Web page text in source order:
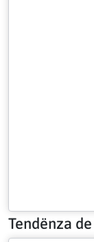
Tendënza